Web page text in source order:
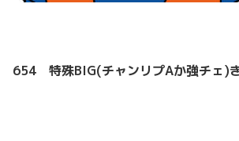
654 特殊BIG(チャンリプAか強チェ)